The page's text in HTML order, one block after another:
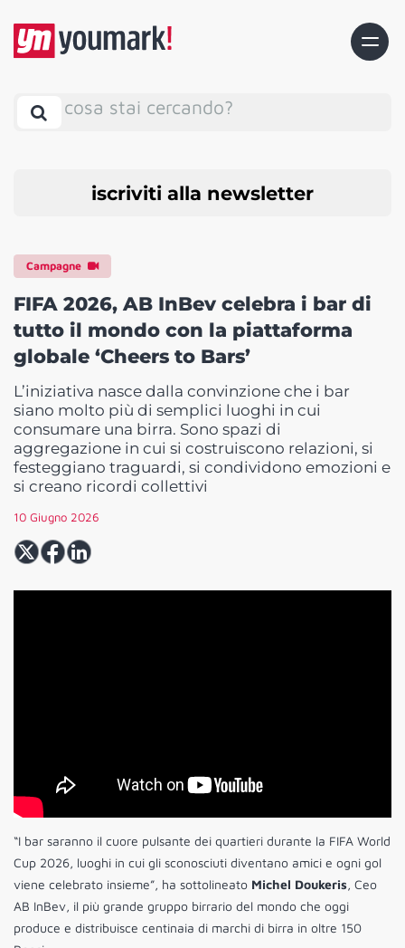
cosa stai cercando?
iscriviti alla newsletter
Campagne
FIFA 2026, AB InBev celebra i bar di
tutto il mondo con la piattaforma
globale ‘Cheers to Bars’
L’iniziativa nasce dalla convinzione che i bar
siano molto più di semplici luoghi in cui
consumare una birra. Sono spazi di
aggregazione in cui si costruiscono relazioni, si
festeggiano traguardi, si condividono emozioni e
si creano ricordi collettivi
10 Giugno 2026
“I bar saranno il cuore pulsante dei quartieri durante la FIFA World
Cup 2026, luoghi in cui gli sconosciuti diventano amici e ogni gol
viene celebrato insieme”, ha sottolineato Michel Doukeris, Ceo
AB InBev, il più grande gruppo birrario del mondo che oggi
produce e distribuisce centinaia di marchi di birra in oltre 150